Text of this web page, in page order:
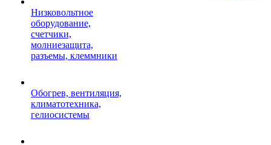
Низковольтное
оборудование,
счетчики,
молниезащита,
разъемы, клеммники
Обогрев, вентиляция,
климатотехника,
гелиосистемы